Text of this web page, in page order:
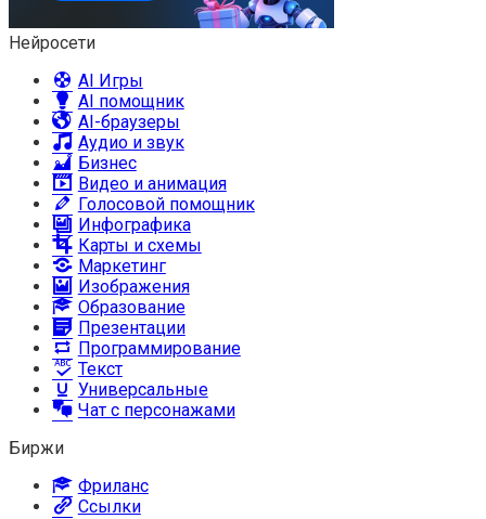
Нейросети
AI Игры
AI помощник
AI-браузеры
Аудио и звук
Бизнес
Видео и анимация
Голосовой помощник
Инфографика
Карты и схемы
Маркетинг
Изображения
Образование
Презентации
Программирование
Текст
Универсальные
Чат с персонажами
Биржи
Фриланс
Ссылки